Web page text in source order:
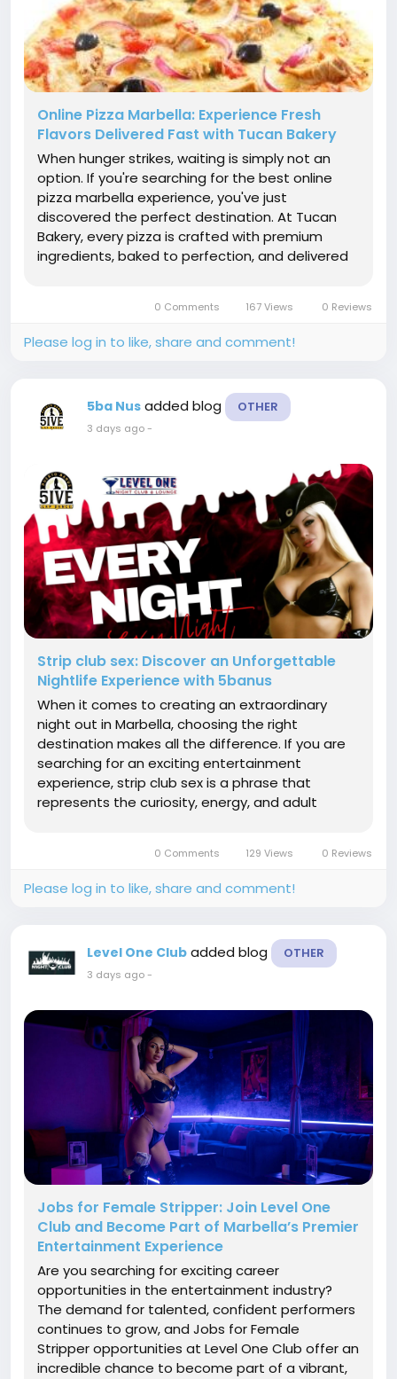
Online Pizza Marbella: Experience Fresh
Flavors Delivered Fast with Tucan Bakery
When hunger strikes, waiting is simply not an
option. If you're searching for the best online
pizza marbella experience, you've just
discovered the perfect destination. At Tucan
Bakery, every pizza is crafted with premium
ingredients, baked to perfection, and delivered
for ordinary when...0 Comments 167 Views 0 Reviews
Please log in to like, share and comment!
5ba Nus added blog OTHER
3 days ago-
Strip club sex: Discover an Unforgettable
Nightlife Experience with 5banus
When it comes to creating an extraordinary
night out in Marbella, choosing the right
destination makes all the difference. If you are
searching for an exciting entertainment
experience, strip club sex is a phrase that
represents the curiosity, energy, and adult
can enjoy a sophisticated...
0 Comments 129 Views 0 Reviews
Please log in to like, share and comment!
Level One Club added blog OTHER
3 days ago-
Jobs for Female Stripper: Join Level One
Club and Become Part of Marbella’s Premier
Entertainment Experience
Are you searching for exciting career
opportunities in the entertainment industry?
The demand for talented, confident performers
continues to grow, and Jobs for Female
Stripper opportunities at Level One Club offer an
incredible chance to become part of a vibrant,